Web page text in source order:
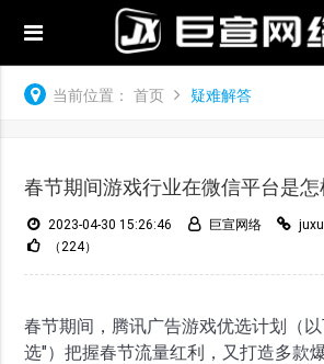
当前位置： 首页 疑难解答
春节期间游戏行业在微信平台是怎
2023-04-30 15:26:46 巨宣网络
（224）
春节期间，腾讯广告游戏优选计划（
选"）把握春节流量红利，又打造多款